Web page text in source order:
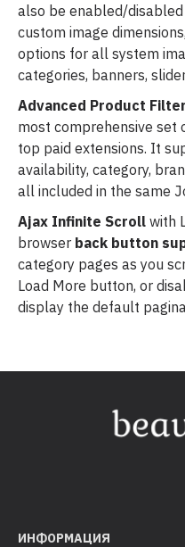
also be enabled/
custom image
options for all system
categories, banners,
Advanced Product Filter
most comprehensive
top paid extensions. It
availability, category,
all included in the same
Ajax Infinite Scroll with
browser back button
category pages as you
Load More button, or
display the default
ИНФОРМАЦИЯ